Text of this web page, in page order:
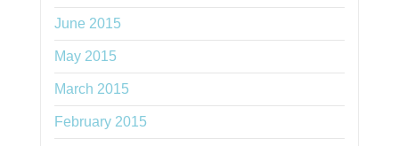
June 2015
May 2015
March 2015
February 2015